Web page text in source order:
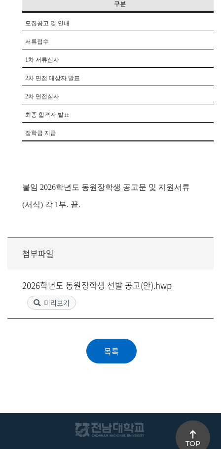
구분
모집공고 및 안내
서류접수
1차 서류심사
2차 면접 대상자 발표
2차 면접심사
최종 합격자 발표
장학금 지급
붙임 2026학년도 동원장학생 공고문 및 지원서류
(서식) 각 1 부. 끝.
첨부파일
2026학년도 동원장학생 선발 공고(안).hwp
미리보기
TOP